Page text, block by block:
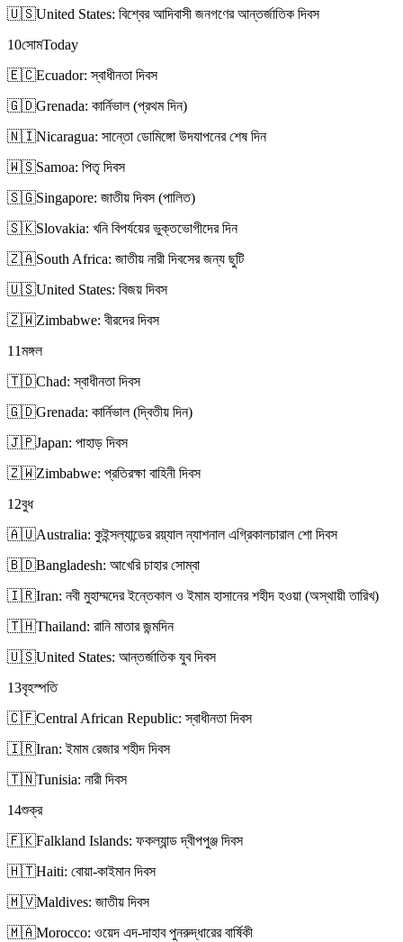
🇺🇸United States: বিশ্বের আদিবাসী জনগণের আন্তর্জাতিক দিবস
10সোমToday
🇪🇨Ecuador: স্বাধীনতা দিবস
🇬🇩Grenada: কার্নিভাল (প্রথম দিন)
🇳🇮Nicaragua: সান্তো ডোমিঙ্গো উদযাপনের শেষ দিন
🇼🇸Samoa: পিতৃ দিবস
🇸🇬Singapore: জাতীয় দিবস (পালিত)
🇸🇰Slovakia: খনি বিপর্যয়ের ভুক্তভোগীদের দিন
🇿🇦South Africa: জাতীয় নারী দিবসের জন্য ছুটি
🇺🇸United States: বিজয় দিবস
🇿🇼Zimbabwe: বীরদের দিবস
11মঙ্গল
🇹🇩Chad: স্বাধীনতা দিবস
🇬🇩Grenada: কার্নিভাল (দ্বিতীয় দিন)
🇯🇵Japan: পাহাড় দিবস
🇿🇼Zimbabwe: প্রতিরক্ষা বাহিনী দিবস
12বুধ
🇦🇺Australia: কুইন্সল্যান্ডের রয়্যাল ন্যাশনাল এগ্রিকালচারাল শো দিবস
🇧🇩Bangladesh: আখেরি চাহার সোম্বা
🇮🇷Iran: নবী মুহাম্মদের ইন্তেকাল ও ইমাম হাসানের শহীদ হওয়া (অস্থায়ী তারিখ)
🇹🇭Thailand: রানি মাতার জন্মদিন
🇺🇸United States: আন্তর্জাতিক যুব দিবস
13বৃহস্পতি
🇨🇫Central African Republic: স্বাধীনতা দিবস
🇮🇷Iran: ইমাম রেজার শহীদ দিবস
🇹🇳Tunisia: নারী দিবস
14শুক্র
🇫🇰Falkland Islands: ফকল্যান্ড দ্বীপপুঞ্জ দিবস
🇭🇹Haiti: বোয়া-কাইমান দিবস
🇲🇻Maldives: জাতীয় দিবস
🇲🇦Morocco: ওয়েদ এদ-দাহাব পুনরুদ্ধারের বার্ষিকী